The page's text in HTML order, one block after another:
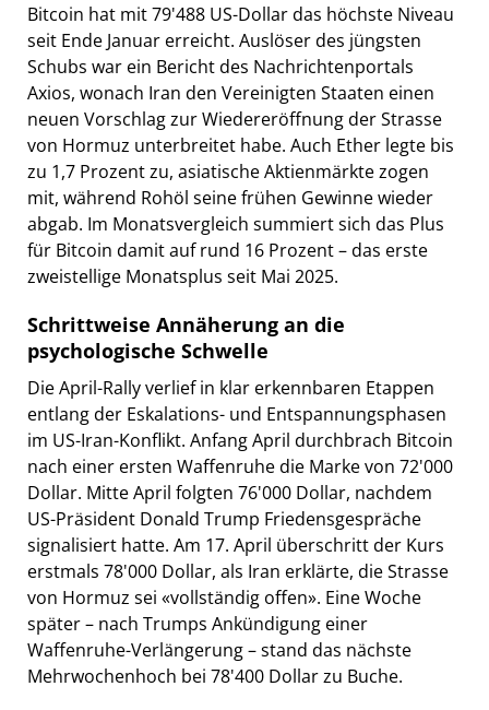
Bitcoin hat mit 79'488 US-Dollar das höchste Niveau
seit Ende Januar erreicht. Auslöser des jüngsten
Schubs war ein Bericht des Nachrichtenportals
Axios, wonach Iran den Vereinigten Staaten einen
neuen Vorschlag zur Wiedereröffnung der Strasse
von Hormuz unterbreitet habe. Auch Ether legte bis
zu 1,7 Prozent zu, asiatische Aktienmärkte zogen
mit, während Rohöl seine frühen Gewinne wieder
abgab. Im Monatsvergleich summiert sich das Plus
für Bitcoin damit auf rund 16 Prozent – das erste
zweistellige Monatsplus seit Mai 2025.
Schrittweise Annäherung an die
psychologische Schwelle
Die April-Rally verlief in klar erkennbaren Etappen
entlang der Eskalations- und Entspannungsphasen
im US-Iran-Konflikt. Anfang April durchbrach Bitcoin
nach einer ersten Waffenruhe die Marke von 72'000
Dollar. Mitte April folgten 76'000 Dollar, nachdem
US-Präsident Donald Trump Friedensgespräche
signalisiert hatte. Am 17. April überschritt der Kurs
erstmals 78'000 Dollar, als Iran erklärte, die Strasse
von Hormuz sei «vollständig offen». Eine Woche
später – nach Trumps Ankündigung einer
Waffenruhe-Verlängerung – stand das nächste
Mehrwochenhoch bei 78'400 Dollar zu Buche.